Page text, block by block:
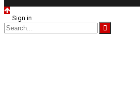
Sign in